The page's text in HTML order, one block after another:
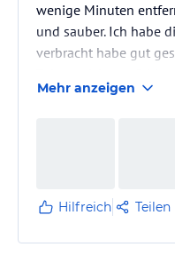
wenige Minuten
und sauber. Ich habe
verbracht habe gut
Mehr anzeigen
Hilfreich Teilen